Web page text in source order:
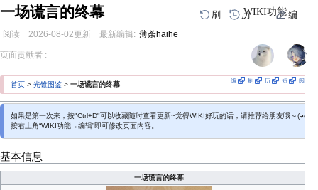
一场谎言的终幕 WIKI功能
刷 历 编
阅读 2026-08-02更新 最新编辑: 薄荼haihe
到
航
到
索
页面贡献者 :
编 刷 历 短 阅
首页 > 光锥图鉴 > 一场谎言的终幕
如果是第一次来，按"Ctrl+D"可以收藏随时查看更新~觉得WIKI好玩的话，请推荐给朋友哦～(◕ω
按右上角“WIKI功能→编辑”即可修改页面内容。
基本信息
一场谎言的终幕